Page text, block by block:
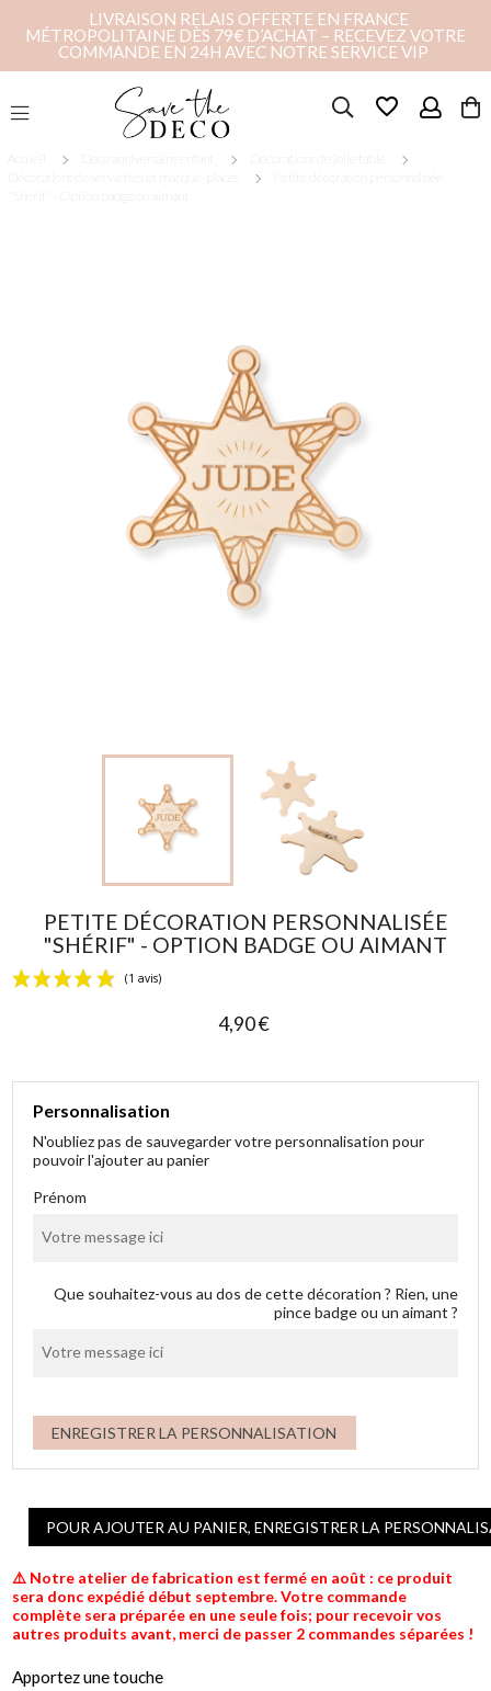
LIVRAISON RELAIS OFFERTE EN FRANCE
MÉTROPOLITAINE DÈS 79€ D’ACHAT – RECEVEZ VOTRE
COMMANDE EN 24H AVEC NOTRE SERVICE VIP
favorite_border
Accueil Deco anniversaire enfant
Décorations de jolie table
Décorations de serviettes et marque-places
Petite décoration personnalisée
"Shérif" - Option badge ou aimant
PETITE DÉCORATION PERSONNALISÉE
"SHÉRIF" - OPTION BADGE OU AIMANT
(1 avis)
4,90 €
Personnalisation
N'oubliez pas de sauvegarder votre personnalisation pour
pouvoir l'ajouter au panier
Prénom
Que souhaitez-vous au dos de cette décoration ? Rien, une
pince badge ou un aimant ?
ENREGISTRER LA PERSONNALISATION
POUR AJOUTER AU PANIER, ENREGISTRER LA
⚠️ Notre atelier de fabrication est fermé en août : ce produit
sera donc expédié début septembre. Votre commande
complète sera préparée en une seule fois; pour recevoir vos
autres produits avant, merci de passer 2 commandes séparées !
Apportez une touche